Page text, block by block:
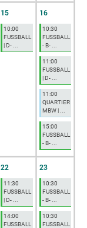
15
10:00
FUSSBALL
| D- ...
16
10:30
FUSSBALL
- B- ...
11:00
FUSSBALL
| D- ...
11:00
QUARTIER
MBW | ...
15:00
FUSSBALL
- B- ...
22
11:30
FUSSBALL
| D- ...
14:00
FUSSBALL
23
10:30
FUSSBALL
- B- ...
10:30
FUSSBALL